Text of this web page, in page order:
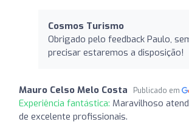
Cosmos Turismo
Obrigado pelo feedback Paulo,
precisar estaremos a disposição!
Mauro Celso Melo Costa Publicado em
Experiência fantástica: Maravilhoso
de excelente profissionais.